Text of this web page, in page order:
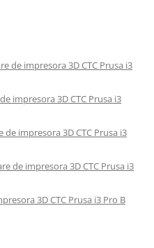
de impresora 3D CTC Prusa i3
impresora 3D CTC Prusa i3
impresora 3D CTC Prusa i3
de impresora 3D CTC Prusa i3
3D CTC Prusa i3 Pro B